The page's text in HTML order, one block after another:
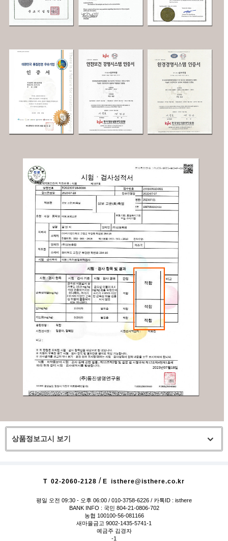
상품정보고시 보기
T 02-2060-2128 / E isthere@isthere.co.kr
평일 오전 09:30 - 오후 06:00 / 010-3758-6226 / 카톡ID : isthere
BANK INFO : 국민 804-21-0806-702
농협 100100-56-081166
새마을금고 9002-1435-5741-1
예금주 김경자
-1